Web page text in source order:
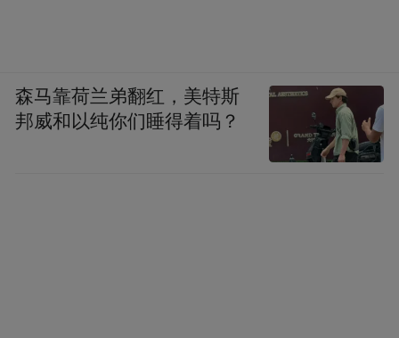
森马靠荷兰弟翻红，美特斯
邦威和以纯你们睡得着吗？